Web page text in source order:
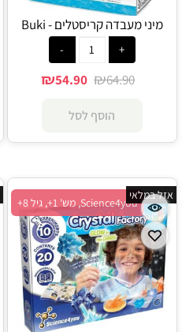
מיני מעבדה קריסטלים - Buki
₪64.90
₪54.90
הוסף לסל
Science4you, מש' 1+, גיל 8+
אזל במלאי